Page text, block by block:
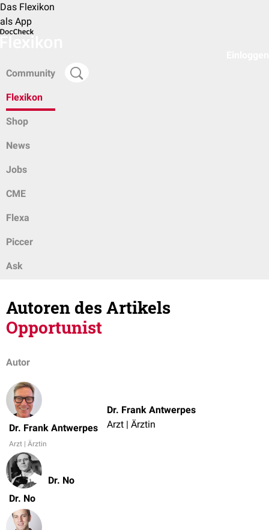
Das Flexikon
als App
Community
Flexikon
Shop
News
Jobs
CME
Flexa
Piccer
Ask
Autoren des Artikels
Opportunist
Autor
Dr. Frank Antwerpes
Arzt | Ärztin
Dr. Frank Antwerpes
Arzt | Ärztin
Dr. No
Dr. No